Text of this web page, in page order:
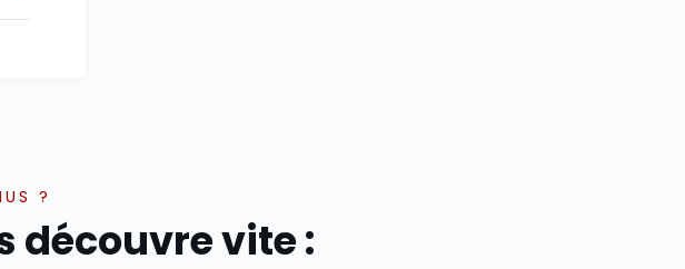
?
découvre vite :